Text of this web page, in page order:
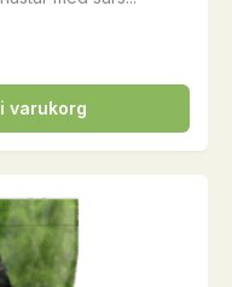
varukorg